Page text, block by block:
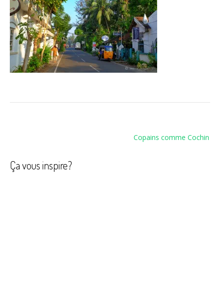
Copains comme Cochin
Ça vous inspire?